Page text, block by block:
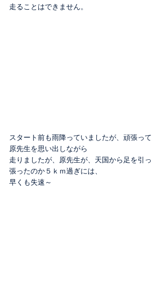
走ることはできません。
スタート前も雨降っていましたが、頑張って
原先生を思い出しながら
走りましたが、原先生が、天国から足を引っ
張ったのか５ｋｍ過ぎには、
早くも失速～